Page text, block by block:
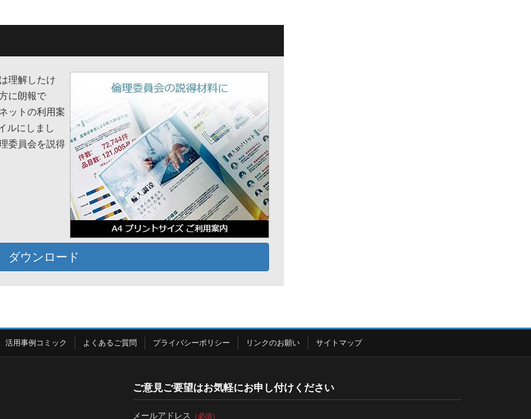
理解したけ
に朗報で
ットの利用案
ルにしまし
委員会を説得
ダウンロード
活用事例コミック よくあるご質問 プライバシーポリシー リンクのお願い サイトマップ
ご意見ご要望はお気軽にお申し付けください
メールアドレス （必須）